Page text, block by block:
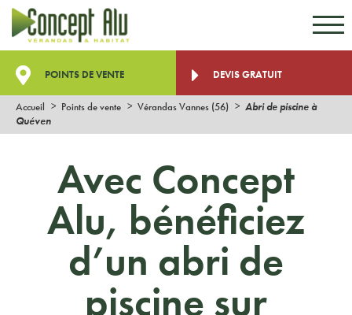
POINTS DE VENTE DEVIS GRATUIT
Accueil Points de vente Vérandas Vannes (56)
Abri de piscine à
Quéven
Avec Concept
Alu, bénéficiez
d’un abri de
piscine sur